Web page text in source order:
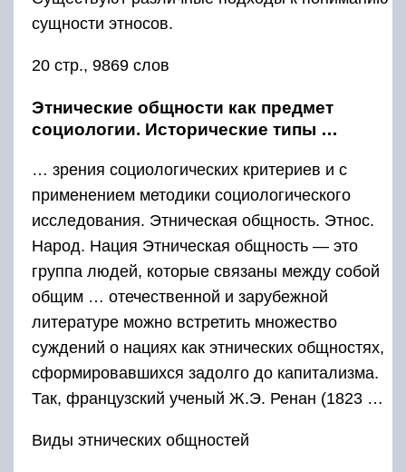
сущности этносов.
20 стр., 9869 слов
Этнические общности как предмет
социологии. Исторические типы …
… зрения социологических критериев и с
применением методики социологического
исследования. Этническая общность. Этнос.
Народ. Нация Этническая общность — это
группа людей, которые связаны между собой
общим … отечественной и зарубежной
литературе можно встретить множество
суждений о нациях как этнических общностях,
сформировавшихся задолго до капитализма.
Так, французский ученый Ж.Э. Ренан (1823 …
Виды этнических общностей